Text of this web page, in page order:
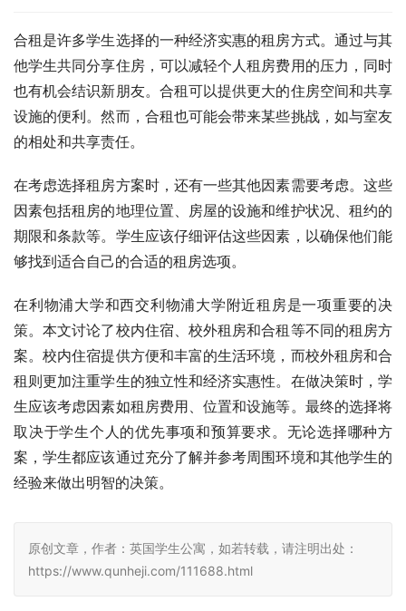
合租是许多学生选择的一种经济实惠的租房方式。通过与其
他学生共同分享住房，可以减轻个人租房费用的压力，同时
也有机会结识新朋友。合租可以提供更大的住房空间和共享
设施的便利。然而，合租也可能会带来某些挑战，如与室友
的相处和共享责任。
在考虑选择租房方案时，还有一些其他因素需要考虑。这些
因素包括租房的地理位置、房屋的设施和维护状况、租约的
期限和条款等。学生应该仔细评估这些因素，以确保他们能
够找到适合自己的合适的租房选项。
在利物浦大学和西交利物浦大学附近租房是一项重要的决
策。本文讨论了校内住宿、校外租房和合租等不同的租房方
案。校内住宿提供方便和丰富的生活环境，而校外租房和合
租则更加注重学生的独立性和经济实惠性。在做决策时，学
生应该考虑因素如租房费用、位置和设施等。最终的选择将
取决于学生个人的优先事项和预算要求。无论选择哪种方
案，学生都应该通过充分了解并参考周围环境和其他学生的
经验来做出明智的决策。
原创文章，作者：英国学生公寓，如若转载，请注明出处：
https://www.qunheji.com/111688.html